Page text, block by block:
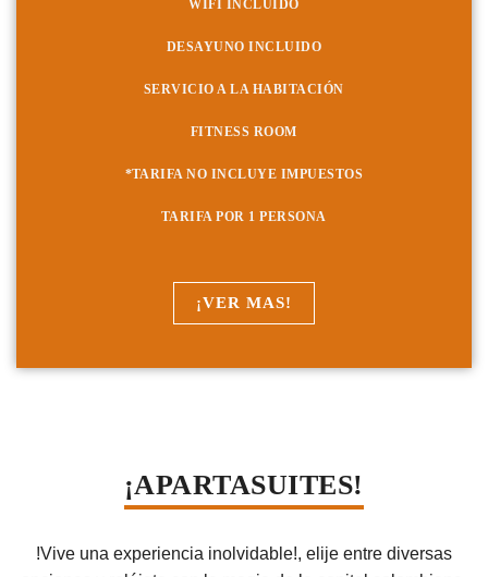
WIFI INCLUIDO
DESAYUNO INCLUIDO
SERVICIO A LA HABITACIÓN
FITNESS ROOM
*TARIFA NO INCLUYE IMPUESTOS
TARIFA POR 1 PERSONA
¡VER MAS!
¡APARTASUITES!
!Vive una experiencia inolvidable!, elije entre diversas